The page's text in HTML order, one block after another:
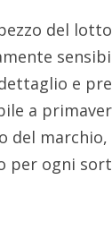
del
e
a
del
per ogni